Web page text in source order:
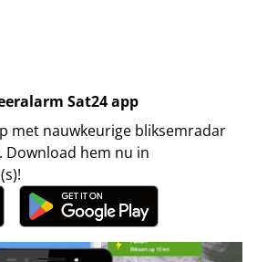
Sat24 app
met nauwkeurige bliksemradar
Download hem nu in